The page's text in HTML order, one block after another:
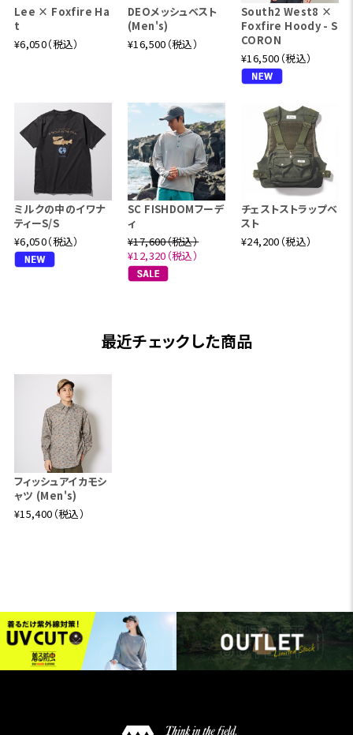
Lee × Foxfire Ha
t
¥6,050（税込）
DEOメッシュベスト
(Men's)
¥16,500（税込）
South2 West8 ×
Foxfire Hoody - S
CORON
¥16,500（税込）
ミルクの中のイワナ
ティーS/S
¥6,050（税込）
SC FISHDOMフーデ
ィ
¥17,600（税込）
¥12,320（税込）
チェストストラップベ
スト
¥24,200（税込）
最近チェックした商品
フィッシュアイカモシ
ャツ (Men's)
¥15,400（税込）